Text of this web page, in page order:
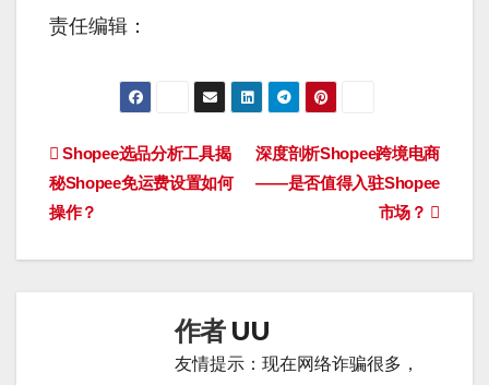
责任编辑：
文
章
导
深度剖析Shopee跨境电商
——是否值得入驻Shopee
市场？
Shopee选品分析工具揭
秘Shopee免运费设置如何
操作？
作者 UU
友情提示：现在网络诈骗很多，